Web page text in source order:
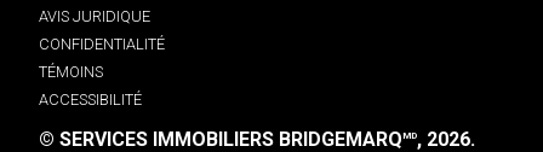
AVIS JURIDIQUE
CONFIDENTIALITÉ
TÉMOINS
ACCESSIBILITÉ
© SERVICES IMMOBILIERS BRIDGEMARQMD, 2026.